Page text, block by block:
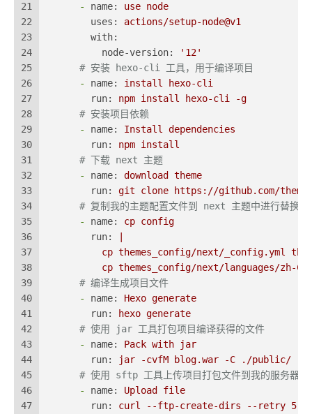
21
22
23
24
25
26
27
28
29
30
31
32
33
34
35
36
37
38
39
40
41
42
43
44
45
46
47
-
name: use node
uses:
actions/setup-node@v1
with:
node-version:
'12'
# 安装 hexo-cli 工具，用于编译项目
-
name: install
hexo-cli
run:
npm install hexo-cli
-g
# 安装项目依赖
-
name: Install
dependencies
run:
npm install
# 下载 next 主题
-
name: download
theme
run:
git clone
https://github.com/
# 复制我的主题配置文件到 next 主题中进行替换
-
name: cp config
run:
cp themes_config/next/_config.yml
cp themes_config/next/languages/zh-
# 编译生成项目文件
-
name: Hexo generate
run:
hexo generate
# 使用 jar 工具打包项目编译获得的文件
-
name: Pack with
jar
run:
jar -cvfM blog.war -C ./public/
# 使用 sftp 工具上传项目打包文件到我的服务器
-
name: Upload
file
run:
curl --ftp-create-dirs --retry 5